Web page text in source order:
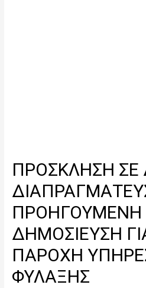
ΠΡΟΣΚΛΗΣΗ ΣΕ
ΠΡΟΗΓΟΥΜΕΝΗ
ΔΗΜΟΣΙΕΥΣΗ
ΠΑΡΟΧΗ
ΦΥΛΑΞΗΣ